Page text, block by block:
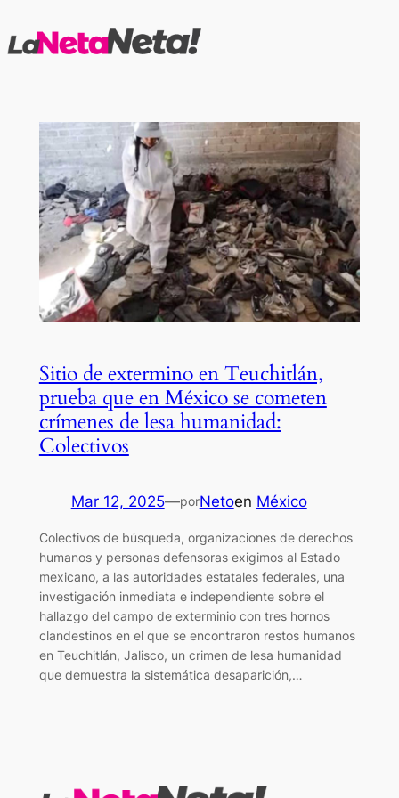
al
Sitio de extermino en Teuchitlán,
prueba que en México se cometen
crímenes de lesa humanidad:
Colectivos
Mar 12, 2025—porNetoen México
Colectivos de búsqueda, organizaciones de derechos
humanos y personas defensoras exigimos al Estado
mexicano, a las autoridades estatales federales, una
investigación inmediata e independiente sobre el
hallazgo del campo de exterminio con tres hornos
clandestinos en el que se encontraron restos humanos
en Teuchitlán, Jalisco, un crimen de lesa humanidad
que demuestra la sistemática desaparición,…